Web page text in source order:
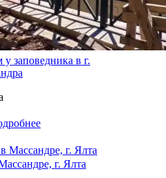
заповедника в г.
г. Ялта